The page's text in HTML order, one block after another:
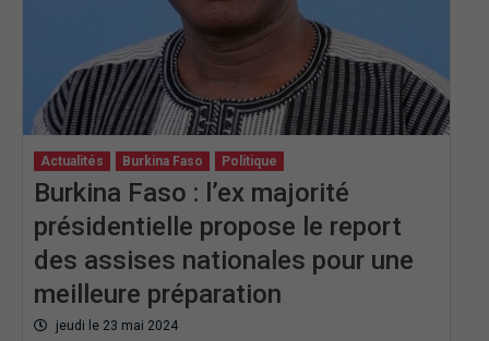
Actualités Burkina Faso Politique
Burkina Faso : l’ex majorité
présidentielle propose le report
des assises nationales pour une
meilleure préparation
jeudi le 23 mai 2024